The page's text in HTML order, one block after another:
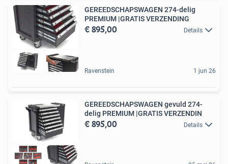
GEREEDSCHAPSWAGEN 274-delig
PREMIUM |GRATIS VERZENDING
€ 895,00 Details
Ravenstein 1 jun 26
GEREEDSCHAPSWAGEN gevuld 274-
delig PREMIUM |GRATIS VERZENDIN
€ 895,00 Details